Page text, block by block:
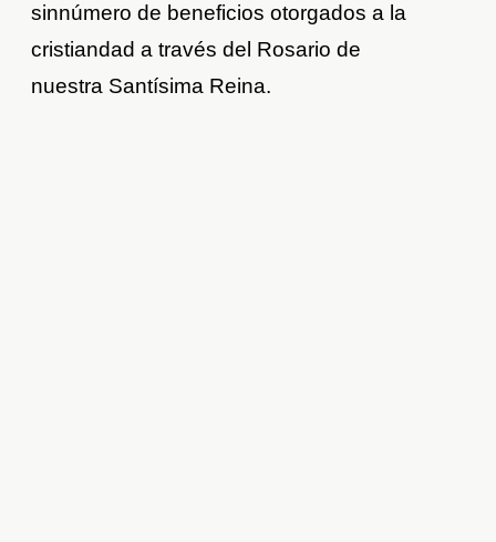
sinnúmero de beneficios otorgados a la
cristiandad a través del Rosario de
nuestra Santísima Reina.